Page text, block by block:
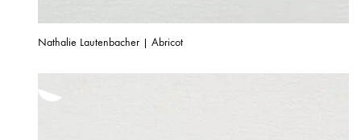
Nathalie Lautenbacher | Abricot